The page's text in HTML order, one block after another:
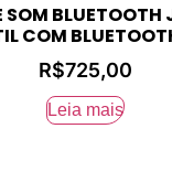
SOM BLUETOOTH
COM
R$725,00
Leia mais